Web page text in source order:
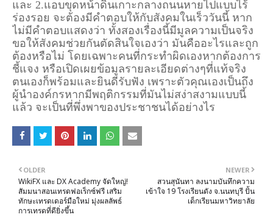
และ 2.แอบขุดหน้าดินเกาะกลางถนนหายไปแบบไร้
ร่องรอย จะต้องมีคำตอบให้กับสังคมในเร็ววันนี้ หาก
ไม่มีคำตอบแสดงว่า ทั้งสองเรื่องนี้มีมูลความเป็นจริง
ขอให้สังคมช่วยกันตัดสินใจเองว่า มันคืออะไรและถูก
ต้องหรือไม่ โดยเฉพาะคนที่กระทำผิดเองหากต้องการ
ชี้แจง หรือเปิดเผยข้อมูลรายละเอียดต่างๆที่แท้จริง
ตนเองก็พร้อมและยินดีรับฟัง เพราะตัวคุณเองเป็นถึง
ผู้นำองค์กรหากมีพฤติกรรมที่มันไม่สง่าสงามแบบนี้
แล้ว จะเป็นที่พึ่งพาของประชาชนได้อย่างไร
NEWER
สวนสุนันทา ลงนามบันทึกความ
เข้าใจ 19 โรงเรียนดัง จ.นนทบุรี ปั้น
เด็กเรียนมหาวิทยาลัย
OLDER
WikiFX และ DX Academy จัดใหญ่!
สัมมนาสอนเทรดฟอเร็กซ์ฟรี เสริม
ทักษะเทรดเดอร์มือใหม่ มุ่งผลลัพธ์
การเทรดที่ดียิ่งขึ้น